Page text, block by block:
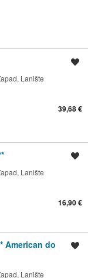
Lanište
39,68 €
Lanište
16,90 €
American do
Lanište